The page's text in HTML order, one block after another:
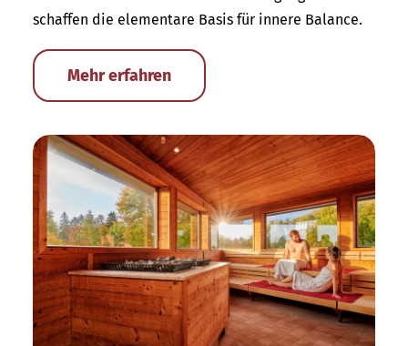
schaffen die elementare Basis für innere Balance.
Mehr erfahren